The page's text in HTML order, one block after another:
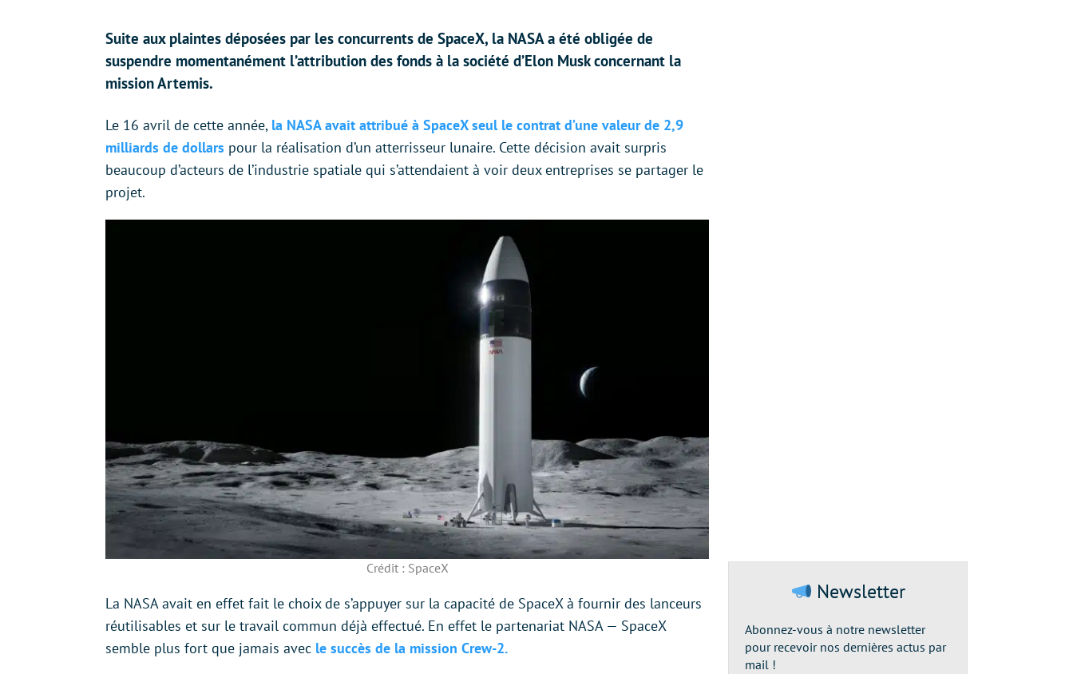
Suite aux plaintes déposées par les concurrents de SpaceX, la NASA a été obligée de
suspendre momentanément l’attribution des fonds à la société d’Elon Musk concernant la
mission Artemis.
Le 16 avril de cette année, la NASA avait attribué à SpaceX seul le contrat d’une valeur de 2,9
milliards de dollars pour la réalisation d’un atterrisseur lunaire. Cette décision avait surpris
beaucoup d’acteurs de l’industrie spatiale qui s’attendaient à voir deux entreprises se partager le
projet.
Crédit : SpaceX
La NASA avait en effet fait le choix de s’appuyer sur la capacité de SpaceX à fournir des lanceurs
réutilisables et sur le travail commun déjà effectué. En effet le partenariat NASA — SpaceX
semble plus fort que jamais avec le succès de la mission Crew-2.
Newsletter
Abonnez-vous à notre newsletter
pour recevoir nos dernières actus par
mail !